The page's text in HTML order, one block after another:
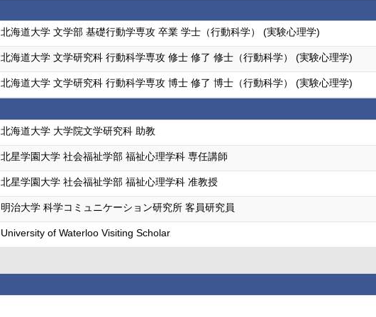
北海道大学 文学部 基礎行動学専攻 卒業 学士（行動科学） (実験心理学)
北海道大学 文学研究科 行動科学専攻 修士 修了 修士（行動科学） (実験心理学)
北海道大学 文学研究科 行動科学専攻 博士 修了 博士（行動科学） (実験心理学)
北海道大学 大学院文学研究科 助教
北星学園大学 社会福祉学部 福祉心理学科 専任講師
北星学園大学 社会福祉学部 福祉心理学科 准教授
明治大学 科学コミュニケーション研究所 客員研究員
University of Waterloo Visiting Scholar